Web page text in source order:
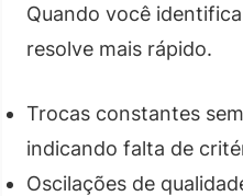
Quando você
resolve mais rápido.
Trocas constantes
indicando falta de
Oscilações de